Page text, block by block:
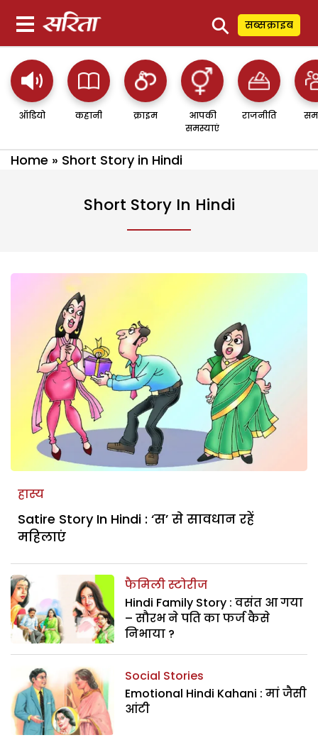
⚲ सब्सक्राइब
ऑडियो कहानी क्राइम
आपकी
समस्याएं
राजनीति
Home » Short Story in Hindi
Short Story In Hindi
हास्य
Satire Story In Hindi : ‘स’ से सावधान रहें
महिलाएं
फैमिली स्टोरीज
Hindi Family Story : वसंत आ गया
– सौरभ ने पति का फर्ज कैसे
निभाया ?
Social Stories
Emotional Hindi Kahani : मां जैसी
आंटी